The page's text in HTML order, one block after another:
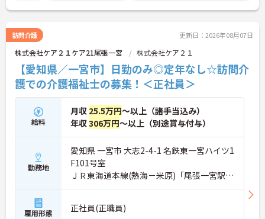
訪問介護 更新日：2026年08月07日
株式会社ケア２１ケア21尾張一宮 株式会社ケア２１
【愛知県／一宮市】日勤のみ◎定年なし☆訪問介
護での介護福祉士の募集！＜正社員＞
給料
月収 25.5万円～以上（諸手当込み）
年収306万円～以上（別途賞与付与）
勤務地
愛知県 一宮市 大志2-4-1 名鉄東一宮ハイツ1
F101号室
ＪＲ東海道本線(熱海－米原)「尾張一宮駅」
徒歩12分
雇用形態 正社員(正職員)